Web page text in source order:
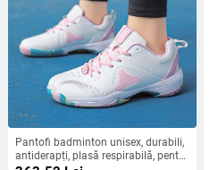
Pantofi badminton unisex, durabili,
antiderapți, plasă respirabilă, pentru